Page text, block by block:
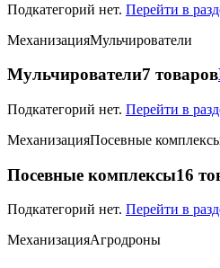
Подкатегорий нет. Перейти в
МеханизацияМульчирователи
Мульчирователи7 товаров
Подкатегорий нет. Перейти в
МеханизацияПосевные
Посевные комплексы16
Подкатегорий нет. Перейти в
МеханизацияАгродроны